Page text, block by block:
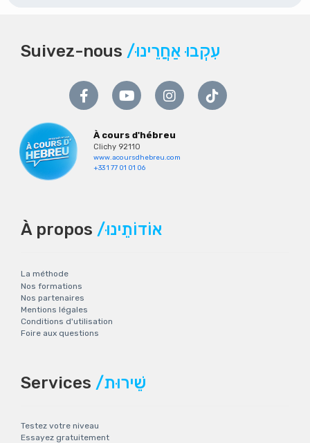
Suivez-nous /עִקְבוּ אַחֲרֵינוּ
À cours d'hébreu
Clichy 92110
www.acoursdhebreu.com
+33 1 77 01 01 06
À propos /אוֹדוֹתֵינוּ
La méthode
Nos formations
Nos partenaires
Mentions légales
Conditions d'utilisation
Foire aux questions
Services /שֵׁירוּת
Testez votre niveau
Essayez gratuitement